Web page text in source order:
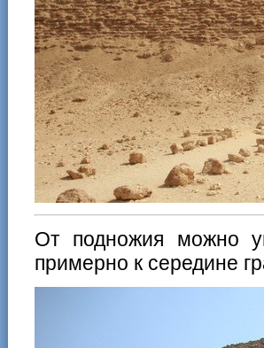
От подножия можно
примерно к середине